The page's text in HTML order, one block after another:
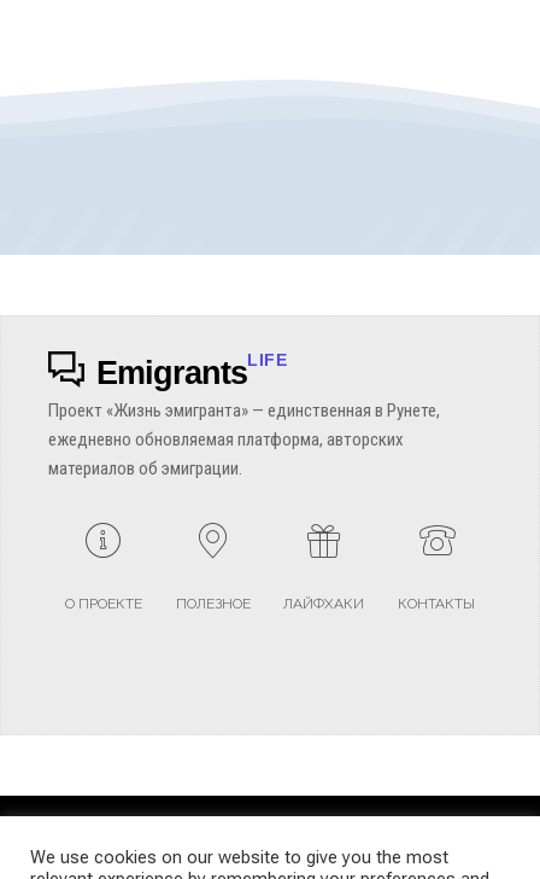
EmigrantsLIFE
Проект «Жизнь эмигранта» — единственная в Рунете,
ежедневно обновляемая платформа, авторских
материалов об эмиграции.
О ПРОЕКТЕ ПОЛЕЗНОЕ ЛАЙФХАКИ КОНТАКТЫ
TERMS AND CONDITIONS PRIVACY POLICY SITEMAP
We use cookies on our website to give you the most